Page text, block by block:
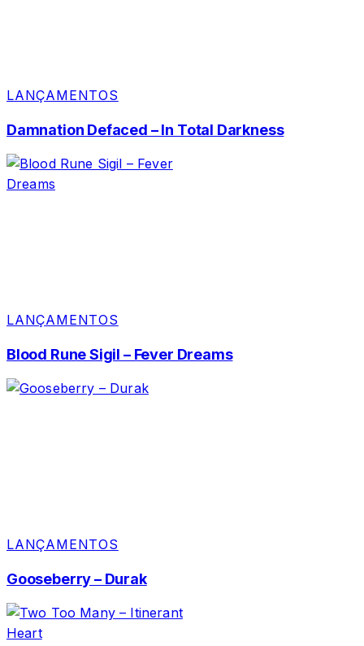
LANÇAMENTOS
Damnation Defaced – In Total Darkness
LANÇAMENTOS
Blood Rune Sigil – Fever Dreams
LANÇAMENTOS
Gooseberry – Durak